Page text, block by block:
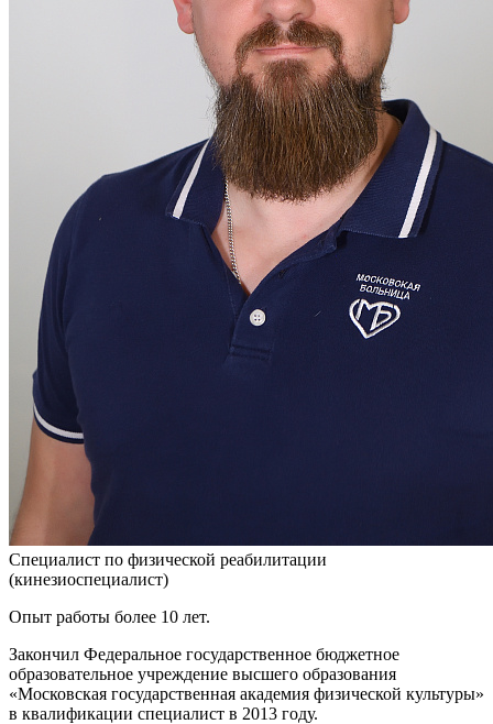
Специалист по физической реабилитации
(кинезиоспециалист)
Опыт работы более 10 лет.
Закончил Федеральное государственное бюджетное
образовательное учреждение высшего образования
«Московская государственная академия физической культуры»
в квалификации специалист в 2013 году.